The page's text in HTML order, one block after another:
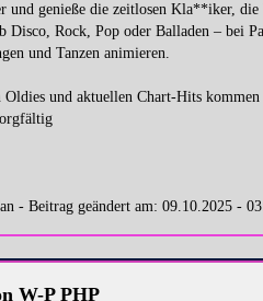
und genieße die zeitlosen Kla**iker,
Disco, Rock, Pop oder Balladen – bei
und Tanzen animieren.
und aktuellen Chart-Hits
- Beitrag geändert am: 09.10.2025 -
W-P PHP